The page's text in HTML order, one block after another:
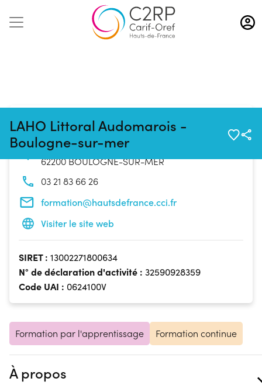
Aller
au
contenu
LAHO Littoral Audomarois -
Boulogne-sur-mer
Coordonnées de l'organisme
6 Boulevard Beaucerf
62200 BOULOGNE-SUR-MER
03 21 83 66 26
formation@hautsdefrance.cci.fr
Visiter le site web
SIRET : 13002271800634
N° de déclaration d'activité : 32590928359
Code UAI : 0624100V
Formation par l'apprentissage Formation continue
À propos